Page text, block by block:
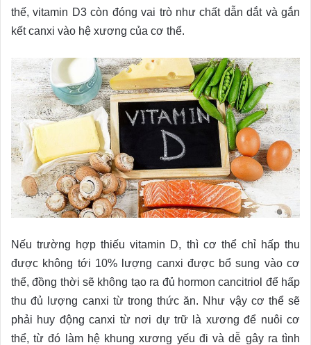
thế, vitamin D3 còn đóng vai trò như chất dẫn dắt và gắn
kết canxi vào hệ xương của cơ thể.
Nếu trường hợp thiếu vitamin D, thì cơ thể chỉ hấp thu
được không tới 10% lượng canxi được bổ sung vào cơ
thể, đồng thời sẽ không tạo ra đủ hormon cancitriol để hấp
thu đủ lượng canxi từ trong thức ăn. Như vậy cơ thể sẽ
phải huy động canxi từ nơi dự trữ là xương để nuôi cơ
thể, từ đó làm hệ khung xương yếu đi và dễ gây ra tình